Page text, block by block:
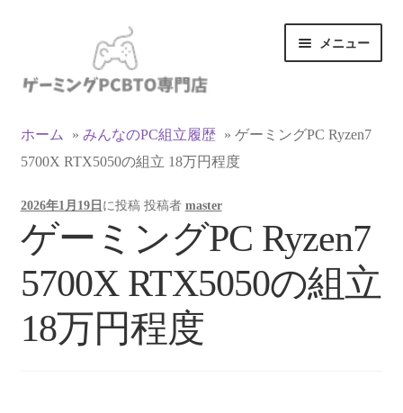
ゲ
ョ
ン
ス
キ
ッ
プ
テ
へ
ス
ッ
プ
メニュー
マイアカウント
支払い
お買い物カゴ
お買い物ガイド
ホーム » みんなのPC組立履歴 » ゲーミングPC Ryzen7
5700X RTX5050の組立 18万円程度
2026年1月19日 に投稿 投稿者 master
ゲーミングPC Ryzen7
5700X RTX5050の組立
18万円程度